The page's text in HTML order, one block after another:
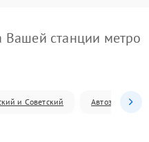
станции метро
и Советский Автозаводский